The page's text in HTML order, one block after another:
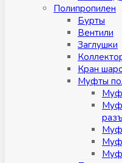
Полипропилен
Бурты
Вентили
Заглушки
Кран
Муфты